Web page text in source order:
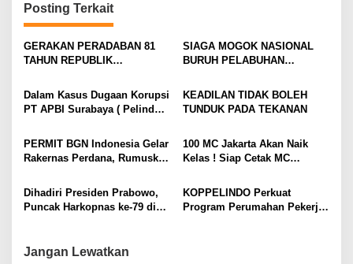
a
s
i
o
Posting Terkait
GERAKAN PERADABAN 81
TAHUN REPUBLIK
MOMENTUM JANGAN WARISI
KEJAYAAN. WARISI
KEBERANIAN UNTUK
SIAGA MOGOK NASIONAL
BURUH PELABUHAN
DIMINTA SERIUSI TUNTUTAN
BURUH PELABUHAN,
KONSOLIDASI LINTAS
PELABUHAN INDONESIA
TERUS DIPERKUAT
Dalam Kasus Dugaan Korupsi
PT APBI Surabaya ( Pelindo
Prestasi Penegakan Hukum
Jangan Dibangun di Atas
Kriminalisasi
KEADILAN TIDAK BOLEH
TUNDUK PADA TEKANAN
PERMIT BGN Indonesia Gelar
Rakernas Perdana, Rumuskan
Penguatan Program Makan
Bergizi Gratis
100 MC Jakarta Akan Naik
Kelas ! Siap Cetak MC
Pihak Bangun SDM Unggul
Dihadiri Presiden Prabowo,
Puncak Harkopnas ke-79 di
Jadi Tonggak Kebangkitan
KOPPELINDO Perkuat
Program Perumahan Pekerja,
Jangan Lewatkan